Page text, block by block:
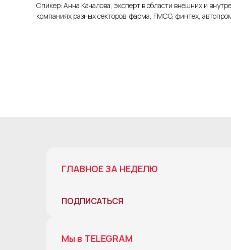
Спикер: Анна Качалова, эксперт в области внешних и
компаниях разных секторов: фарма, FMCG, финтех,
ГЛАВНОЕ ЗА НЕДЕЛЮ
ПОДПИСАТЬСЯ
Мы в TELEGRAM